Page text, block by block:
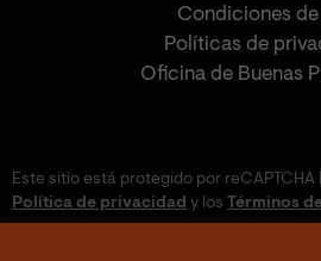
Condiciones
Políticas de
Oficina de Buenas
Este sitio está protegido por
Política de privacidad y los Términos